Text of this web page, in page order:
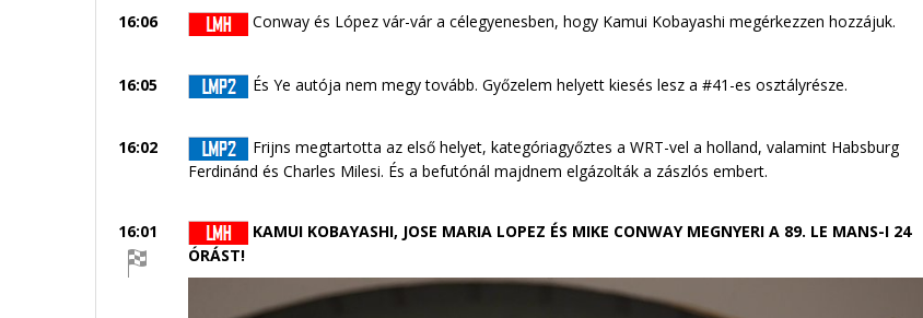
16:06 Conway és López vár-vár a célegyenesben, hogy Kamui Kobayashi megérkezzen hozzájuk.
16:05 És Ye autója nem megy tovább. Győzelem helyett kiesés lesz a #41-es osztályrésze.
16:02
Frijns megtartotta az első helyet, kategóriagyőztes a WRT-vel a holland, valamint Habsburg
Ferdinánd és Charles Milesi. És a befutónál majdnem elgázolták a zászlós embert.
16:01
KAMUI KOBAYASHI, JOSE MARIA LOPEZ ÉS MIKE CONWAY MEGNYERI A 89. LE MANS-I 24
ÓRÁST!